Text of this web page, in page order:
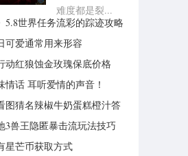
难度都是裂...
5.8世界任务流彩的踪迹攻略
可爱通常用来形容
动红狼蚀金玫瑰保底价格
情话 耳听爱情的声音！
图猜名辣椒牛奶蛋糕橙汁答
3兽王隐匿暴击流玩法技巧
星芒币获取方式